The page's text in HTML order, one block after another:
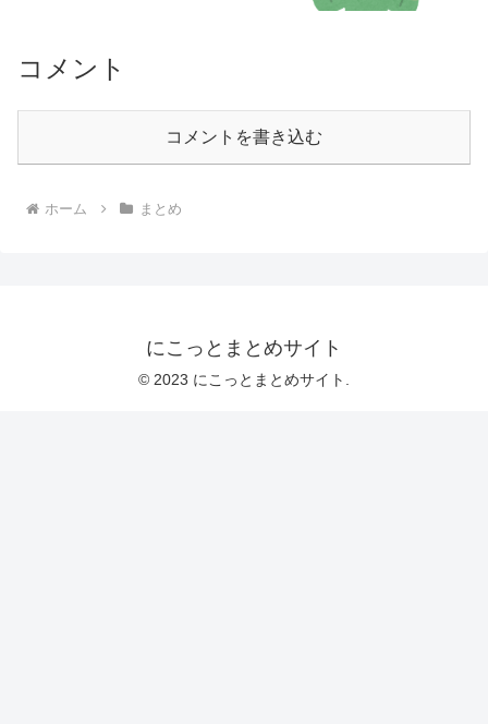
コメント
コメントを書き込む
ホーム まとめ
にこっとまとめサイト
© 2023 にこっとまとめサイト.